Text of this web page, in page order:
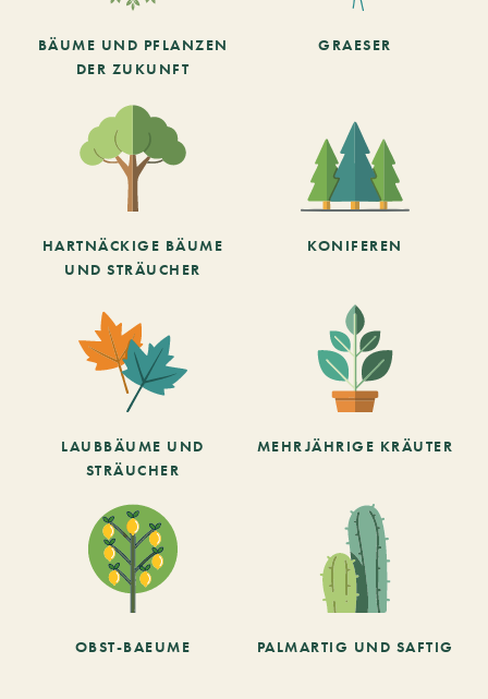
BÄUME UND PFLANZEN
DER ZUKUNFT
GRAESER
HARTNÄCKIGE BÄUME
UND STRÄUCHER
KONIFEREN
LAUBBÄUME UND
STRÄUCHER
MEHRJÄHRIGE KRÄUTER
OBST-BAEUME PALMARTIG UND SAFTIG